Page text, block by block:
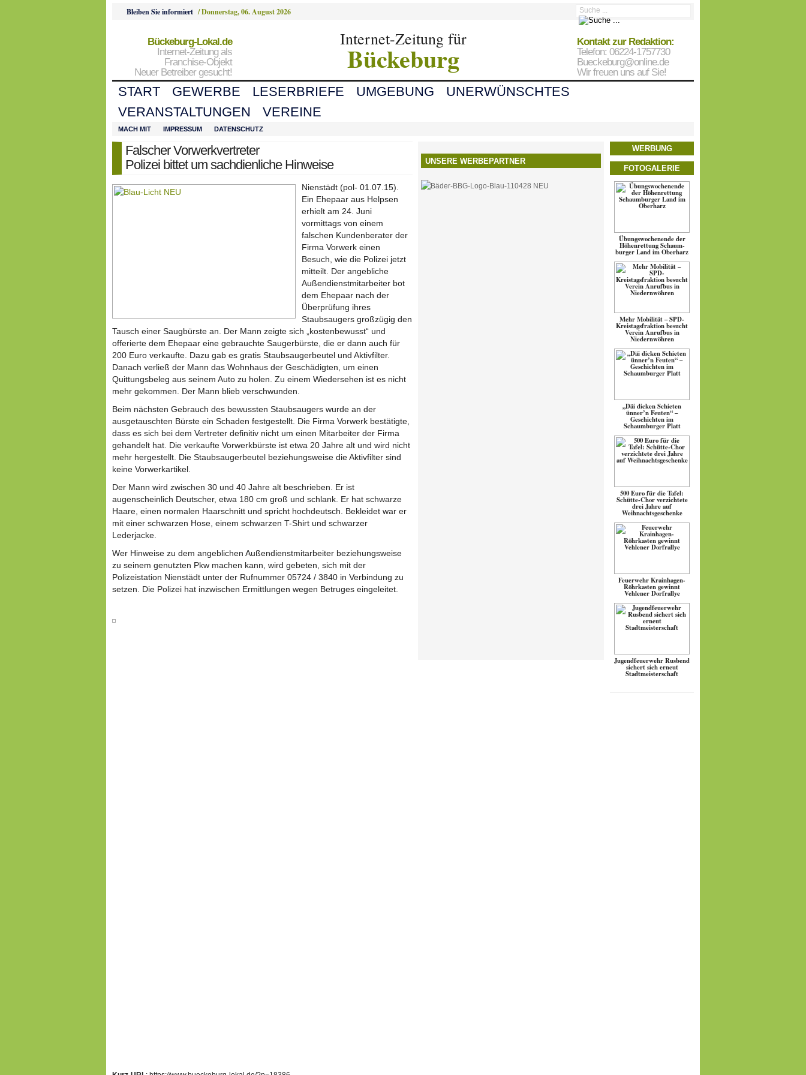
Bleiben Sie informiert /Donnerstag, 06. August 2026
Bückeburg-Lokal.de
Internet-Zeitung als
Franchise-Objekt
Neuer Betreiber gesucht!
Internet-Zeitung für
Bückeburg
Kontakt zur Redaktion:
Telefon: 06224-1757730
Bueckeburg@online.de
Wir freuen uns auf Sie!
START GEWERBE LESERBRIEFE UMGEBUNG
UNERWÜNSCHTES
VERANSTALTUNGEN
VEREINE
MACH MIT IMPRESSUM DATENSCHUTZ
Falscher Vorwerkvertreter
Polizei bittet um sachdienliche Hinweise
Nienstädt (pol- 01.07.15).
Ein Ehepaar aus Helpsen
erhielt am 24. Juni
vormittags von einem
falschen Kundenberater der
Firma Vorwerk einen
Besuch, wie die Polizei jetzt
mitteilt. Der angebliche
Außendienstmitarbeiter bot
dem Ehepaar nach der
Überprüfung ihres
Staubsaugers großzügig den
Tausch einer Saugbürste an. Der Mann zeigte sich „kostenbewusst“ und
offerierte dem Ehepaar eine gebrauchte Saugerbürste, die er dann auch für
200 Euro verkaufte. Dazu gab es gratis Staubsaugerbeutel und Aktivfilter.
Danach verließ der Mann das Wohnhaus der Geschädigten, um einen
Quittungsbeleg aus seinem Auto zu holen. Zu einem Wiedersehen ist es nicht
mehr gekommen. Der Mann blieb verschwunden.
Beim nächsten Gebrauch des bewussten Staubsaugers wurde an der
ausgetauschten Bürste ein Schaden festgestellt. Die Firma Vorwerk bestätigte,
dass es sich bei dem Vertreter definitiv nicht um einen Mitarbeiter der Firma
gehandelt hat. Die verkaufte Vorwerkbürste ist etwa 20 Jahre alt und wird nicht
mehr hergestellt. Die Staubsaugerbeutel beziehungsweise die Aktivfilter sind
keine Vorwerkartikel.
Der Mann wird zwischen 30 und 40 Jahre alt beschrieben. Er ist
augenscheinlich Deutscher, etwa 180 cm groß und schlank. Er hat schwarze
Haare, einen normalen Haarschnitt und spricht hochdeutsch. Bekleidet war er
mit einer schwarzen Hose, einem schwarzen T-Shirt und schwarzer
Lederjacke.
Wer Hinweise zu dem angeblichen Außendienstmitarbeiter beziehungsweise
zu seinem genutzten Pkw machen kann, wird gebeten, sich mit der
Polizeistation Nienstädt unter der Rufnummer 05724 / 3840 in Verbindung zu
setzen. Die Polizei hat inzwischen Ermittlungen wegen Betruges eingeleitet.
UNSERE WERBEPARTNER
WERBUNG
FOTOGALERIE
Übungs­wo­chen­ende der
Höhen­ret­tung Schaum­
burger Land im Oberharz
Mehr Mobilität – SPD-
Kreistagsfraktion besucht
Verein Anrufbus in
Niedernwöhren
„Däi dicken Schieten
ünner’n Feuten“ –
Geschichten im
Schaumburger Platt
500 Euro für die Tafel:
Schütte-Chor verzichtete
drei Jahre auf
Weihnachtsgeschenke
Feuerwehr Krainhagen-
Röhrkasten gewinnt
Vehlener Dorfrallye
Jugendfeuerwehr Rusbend
sichert sich erneut
Stadtmeisterschaft